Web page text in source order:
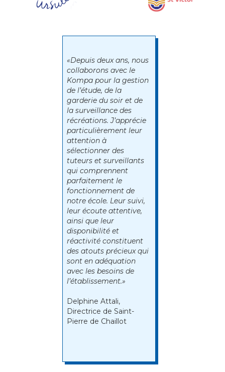
«Depuis deux ans, nous
collaborons avec le
Kompa pour la gestion
de l’étude, de la
garderie du soir et de
la surveillance des
récréations. J’apprécie
particulièrement leur
attention à
sélectionner des
tuteurs et surveillants
qui comprennent
parfaitement le
fonctionnement de
notre école. Leur suivi,
leur écoute attentive,
ainsi que leur
disponibilité et
réactivité constituent
des atouts précieux qui
sont en adéquation
avec les besoins de
l’établissement.»
Delphine Attali,
Directrice de Saint-
Pierre de Chaillot